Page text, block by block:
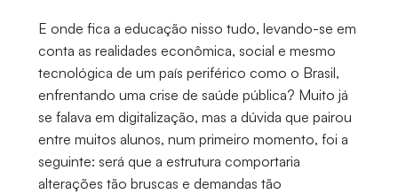
E onde fica a educação nisso tudo, levando-se em
conta as realidades econômica, social e mesmo
tecnológica de um país periférico como o Brasil,
enfrentando uma crise de saúde pública? Muito já
se falava em digitalização, mas a dúvida que pairou
entre muitos alunos, num primeiro momento, foi a
seguinte: será que a estrutura comportaria
alterações tão bruscas e demandas tão